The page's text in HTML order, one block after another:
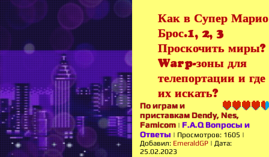
Как в Супер Марио
Брос.1, 2, 3
Проскочить миры?
Warp-зоны для
телепортации и где
их искать?
По играм и
приставкам Dendy, Nes,
Famicom | F.A.Q Вопросы и
Ответы | Просмотров: 1605 |
Добавил: EmeraldGP | Дата:
25.02.2023